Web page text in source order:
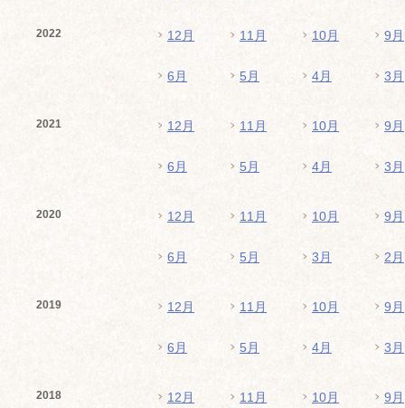
2022 12月 11月 10月 9月
6月 5月 4月 3月
2021 12月 11月 10月 9月
6月 5月 4月 3月
2020 12月 11月 10月 9月
6月 5月 3月 2月
2019 12月 11月 10月 9月
6月 5月 4月 3月
2018 12月 11月 10月 9月